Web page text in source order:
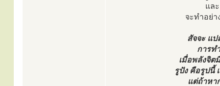
แล
จะทำอย่า
สัจจะ แป
การท
เมื่อพลังจิต
รูปัง คือรูปนี้
แต่ถ้าหา